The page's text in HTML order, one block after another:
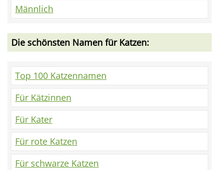
Männlich
Die schönsten Namen für Katzen:
Top 100 Katzennamen
Für Kätzinnen
Für Kater
Für rote Katzen
Für schwarze Katzen